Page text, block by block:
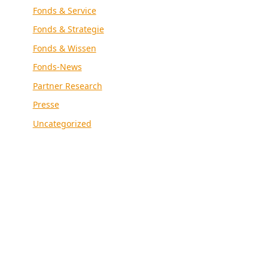
Fonds & Service
Fonds & Strategie
Fonds & Wissen
Fonds-News
Partner Research
Presse
Uncategorized